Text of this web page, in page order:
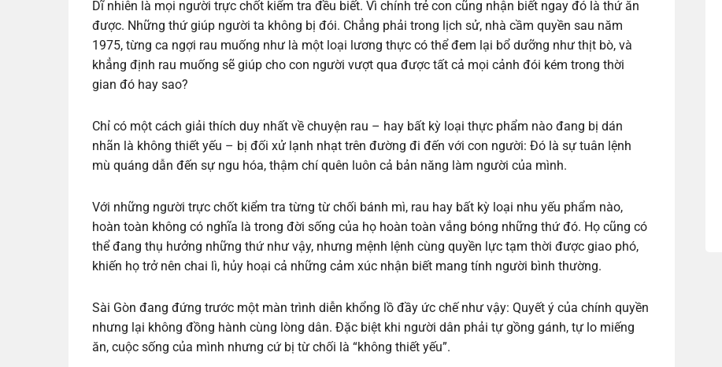
Dĩ nhiên là mọi người trực chốt kiểm tra đều biết. Vì chính trẻ con cũng nhận biết ngay đó là thứ ăn
được. Những thứ giúp người ta không bị đói. Chẳng phải trong lịch sử, nhà cầm quyền sau năm
1975, từng ca ngợi rau muống như là một loại lương thực có thể đem lại bổ dưỡng như thịt bò, và
khẳng định rau muống sẽ giúp cho con người vượt qua được tất cả mọi cảnh đói kém trong thời
gian đó hay sao?
Chỉ có một cách giải thích duy nhất về chuyện rau – hay bất kỳ loại thực phẩm nào đang bị dán
nhãn là không thiết yếu – bị đối xử lạnh nhạt trên đường đi đến với con người: Đó là sự tuân lệnh
mù quáng dẫn đến sự ngu hóa, thậm chí quên luôn cả bản năng làm người của mình.
Với những người trực chốt kiểm tra từng từ chối bánh mì, rau hay bất kỳ loại nhu yếu phẩm nào,
hoàn toàn không có nghĩa là trong đời sống của họ hoàn toàn vắng bóng những thứ đó. Họ cũng có
thể đang thụ hưởng những thứ như vậy, nhưng mệnh lệnh cùng quyền lực tạm thời được giao phó,
khiến họ trở nên chai lì, hủy hoại cả những cảm xúc nhận biết mang tính người bình thường.
Sài Gòn đang đứng trước một màn trình diễn khổng lồ đầy ức chế như vậy: Quyết ý của chính quyền
nhưng lại không đồng hành cùng lòng dân. Đặc biệt khi người dân phải tự gồng gánh, tự lo miếng
ăn, cuộc sống của mình nhưng cứ bị từ chối là “không thiết yếu”.